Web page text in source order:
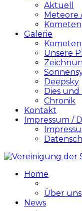
Aktuell
Meteore
Kometen
Galerie
Kometen
Unsere
Deepsky
Dies und
Chronik
Kontakt
Impressum /
Home
Über uns
News